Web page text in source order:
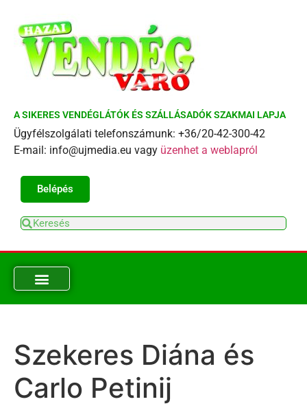
A SIKERES VENDÉGLÁTÓK ÉS SZÁLLÁSADÓK SZAKMAI LAPJA
Ügyfélszolgálati telefonszámunk: +36/20-42-300-42
E-mail: info@ujmedia.eu vagy üzenhet a weblapról
Belépés
Szekeres Diána és
Carlo Petinij